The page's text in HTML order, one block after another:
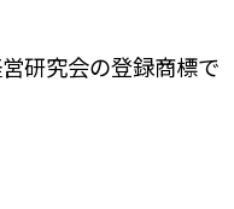
研究会の登録商標で